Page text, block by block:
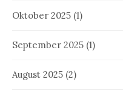
Oktober 2025 (1)
September 2025 (1)
August 2025 (2)